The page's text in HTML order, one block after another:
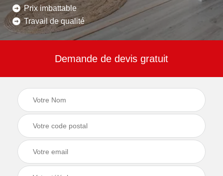
Prix imbattable
Travail de qualité
Demande de devis gratuit